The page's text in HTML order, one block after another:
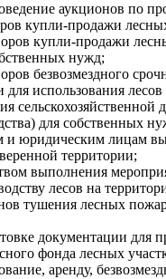
аукционов по
купли-продажи
купли-продажи
нужд;
безвозмездного
использования
сельскохозяйственной
для собственных
и юридическим лицам
территории;
выполнения
лесов на
тушения лесных
документации для
фонда лесных
аренду,